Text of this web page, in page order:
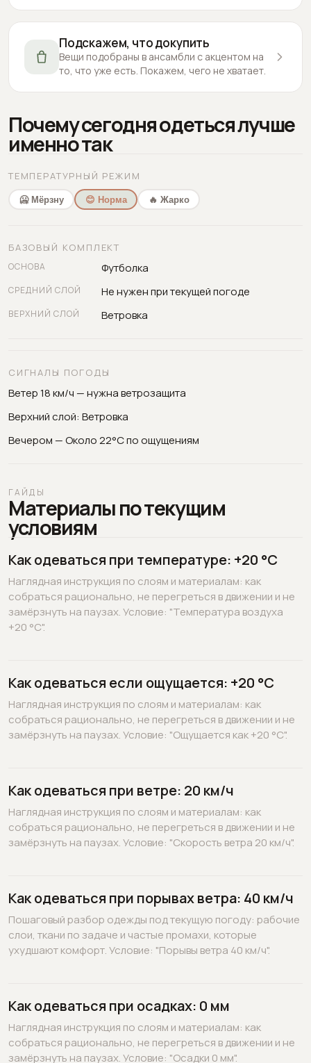
Подскажем, что докупить
Вещи подобраны в ансамбли с акцентом на
то, что уже есть. Покажем, чего не хватает.
Почему сегодня одеться лучше
именно так
ТЕМПЕРАТУРНЫЙ РЕЖИМ
🥶 Мёрзну 😊 Норма 🔥 Жарко
БАЗОВЫЙ КОМПЛЕКТ
ОСНОВА Футболка
СРЕДНИЙ СЛОЙ Не нужен при текущей погоде
ВЕРХНИЙ СЛОЙ Ветровка
СИГНАЛЫ ПОГОДЫ
Ветер 18 км/ч — нужна ветрозащита
Верхний слой: Ветровка
Вечером — Около 22°C по ощущениям
ГАЙДЫ
Материалы по текущим
условиям
Как одеваться при температуре: +20 °C
Наглядная инструкция по слоям и материалам: как
собраться рационально, не перегреться в движении и не
замёрзнуть на паузах. Условие: "Температура воздуха
+20 °C".
Как одеваться если ощущается: +20 °C
Наглядная инструкция по слоям и материалам: как
собраться рационально, не перегреться в движении и не
замёрзнуть на паузах. Условие: "Ощущается как +20 °C".
Как одеваться при ветре: 20 км/ч
Наглядная инструкция по слоям и материалам: как
собраться рационально, не перегреться в движении и не
замёрзнуть на паузах. Условие: "Скорость ветра 20 км/ч".
Как одеваться при порывах ветра: 40 км/ч
Пошаговый разбор одежды под текущую погоду: рабочие
слои, ткани по задаче и частые промахи, которые
ухудшают комфорт. Условие: "Порывы ветра 40 км/ч".
Как одеваться при осадках: 0 мм
Наглядная инструкция по слоям и материалам: как
собраться рационально, не перегреться в движении и не
замёрзнуть на паузах. Условие: "Осадки 0 мм".